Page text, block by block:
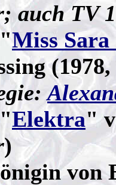
auch TV
Miss Sara
Elektra"
)
von